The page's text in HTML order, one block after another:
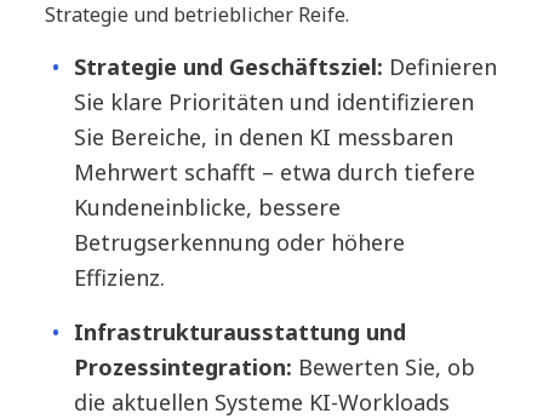
Strategie und betrieblicher Reife.
Strategie und Geschäftsziel: Definieren
Sie klare Prioritäten und identifizieren
Sie Bereiche, in denen KI messbaren
Mehrwert schafft – etwa durch tiefere
Kundeneinblicke, bessere
Betrugserkennung oder höhere
Effizienz.
Infrastrukturausstattung und
Prozessintegration: Bewerten Sie, ob
die aktuellen Systeme KI-Workloads